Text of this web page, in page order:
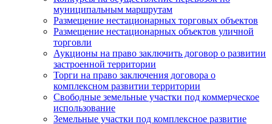
муниципальным маршрутам
Размещение нестационарных торговых объектов
Размещение нестационарных объектов уличной
торговли
Аукционы на право заключить договор о развитии
застроенной территории
Торги на право заключения договора о
комплексном развитии территории
Свободные земельные участки под коммерческое
использование
Земельные участки под комплексное развитие